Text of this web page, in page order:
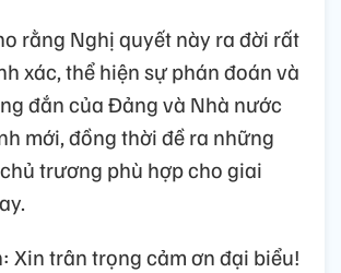
rằng Nghị quyết này ra đời rất
xác, thể hiện sự phán đoán và
đắn của Đảng và Nhà nước
mới, đồng thời đề ra những
trương phù hợp cho giai
Xin trân trọng cảm ơn đại biểu!